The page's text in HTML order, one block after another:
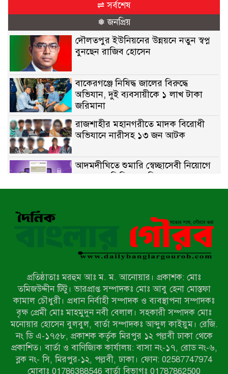
⇌ সর্বশেষ
❅ জনপ্রিয়
দৌলতপুর ইউনিয়নের উন্নয়নে নতুন স্বপ্ন
বুনছেন রাজিব হোসেন
বাকেরগঞ্জে নিষিদ্ধ জালের বিরুদ্ধে
অভিযান, দুই ব্যবসায়ীকে ১ লাখ টাকা
জরিমানা
রাজশাহীর মহানগরীতে মাদক বিরোধী
অভিযানে নারীসহ ১৩ জন আটক
আদমদীঘিতে শুমারি স্বেচ্ছাসেবী নিয়োগে
যোগ্যতার ভিত্তিতে তালিকা প্রকাশ;
নির্বাচিতদের আ.লীগ ট্যাগে প্রচারণা
নেওয়ার হুমকি দিলেন দোড়া মাদরাসার
পরিচয় দেওয়া সভাপতি
উখিয়ায় বিজিবির অভিযানে ৪০ হাজার
ইয়াবাসহ যুবক আটক
পোরশায় ৭ মাসে ১৯ জনের অপমৃত্যু,
শীর্ষে আত্মহত্যা
হিন্দু বৌদ্ধ খ্রিস্টান কল্যাণ ফ্রন্টের
নীলফামারী কমিটি নিয়ে প্রশ্ন, প্রতিবাদে
সদস্য সচিব
দরিয়ানগরে প্যারাসেইলিং দুর্ঘটনায় পর্যটক
প্রতিষ্ঠাতাঃ মরহুম আঃ ম. ম. আনোয়ার। প্রকাশক: মোঃ
তমিজউদ্দীন টিটু। ভারপ্রাপ্ত সম্পাদকঃ মোঃ আবু হেনা মোস্তফা
কামাল চৌধুরী। প্রধান নির্বাহী সম্পাদক ও ব্যবস্থাপনা সম্পাদকঃ
বৃক্ষ প্রেমী মোঃ মাহমুদুন নবী বেলাল। সহকারী সম্পাদক মোঃ
মনোয়ার হোসেন বুলবুল, বার্তা সম্পাদকঃ আব্দুল কাইয়ুম। রেজি.
নং ডি এ-১৭৫৮, প্রকাশক কর্তৃক মিরপুর ১২ পল্লবী ঢাকা থেকে
প্রকাশিত। বার্তা ও বাণিজ্যিক কার্যালয়: বাসা নং-১৭, রোড নং-৬,
ব্লক নং- সি, মিরপুর-১২, পল্লবী, ঢাকা। ফোন: 02587747974
মোবাঃ 01786388546 বার্তা বিভাগঃ 01787862500